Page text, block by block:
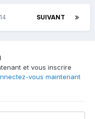
SUIVANT
et vous inscrire
vous maintenant